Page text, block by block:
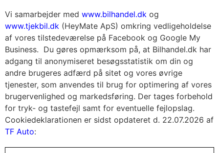
Vi samarbejder med www.bilhandel.dk og
www.tjekbil.dk (HeyMate ApS) omkring vedligeholdelse
af vores tilstedeværelse på Facebook og Google My
Business. Du gøres opmærksom på, at Bilhandel.dk har
adgang til anonymiseret besøgsstatistik om din og
andre brugeres adfærd på sitet og vores øvrige
tjenester, som anvendes til brug for optimering af vores
brugervenlighed og markedsføring. Der tages forbehold
for tryk- og tastefejl samt for eventuelle fejlopslag.
Cookiedeklarationen er sidst opdateret d. 22.07.2026 af
TF Auto: